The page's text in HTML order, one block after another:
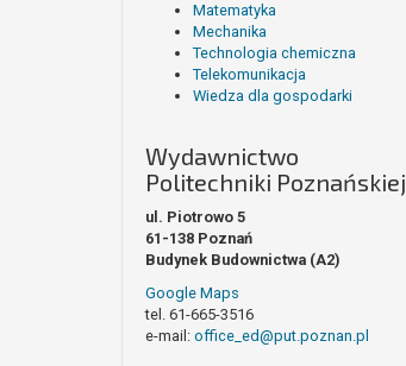
Matematyka
Mechanika
Technologia chemiczna
Telekomunikacja
Wiedza dla gospodarki
Wydawnictwo
Politechniki Poznańskiej
ul. Piotrowo 5
61-138 Poznań
Budynek Budownictwa (A2)
Google Maps
tel. 61-665-3516
e-mail: office_ed@put.poznan.pl